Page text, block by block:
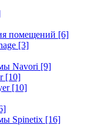
помещений [6]
[3]
Navori [9]
[10]
[10]
Spinetix [16]